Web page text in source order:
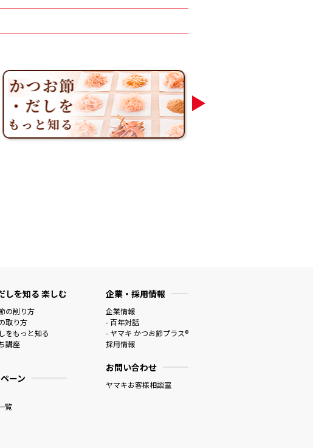
しを知る 楽しむ
の削り方
取り方
をもっと知る
講座
ーン
覧
企業・採用情報
企業情報
- 百年対話
- ヤマキ かつお節プラス®
採用情報
お問い合わせ
ヤマキお客様相談室